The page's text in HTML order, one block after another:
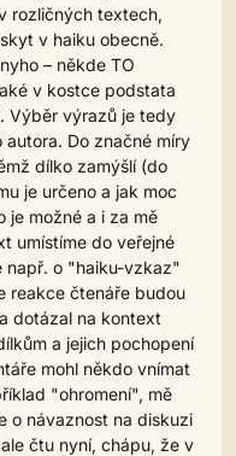
rozličných textech,
v haiku obecně.
– někde TO
v kostce podstata
Výběr výrazů je tedy
Do značné míry
dílko zamýšlí (do
je určeno a jak moc
je možné a i za mě
umístíme do veřejné
např. o "haiku-vzkaz"
reakce čtenáře budou
dotázal na kontext
a jejich pochopení
mohl někdo vnímat
"ohromení", mě
o návaznost na diskuzi
čtu nyní, chápu, že v